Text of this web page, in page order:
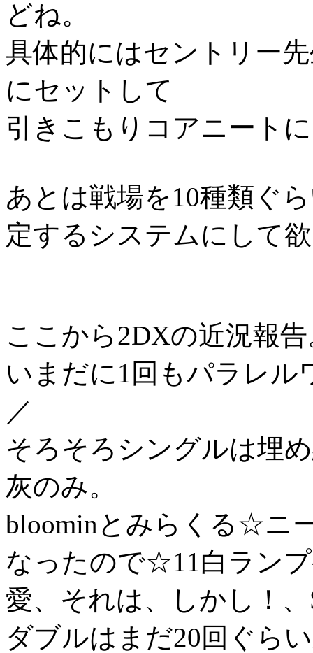
どね。
具体的にはセントリー
にセットして
引きこもりコアニート
あとは戦場を10種類ぐ
定するシステムにして
ここから2DXの近況報
いまだに1回もパラレル
／
そろそろシングルは埋
灰のみ。
bloominとみらくる☆ニ
なったので☆11白ラン
愛、それは、しかし！
ダブルはまだ20回ぐら